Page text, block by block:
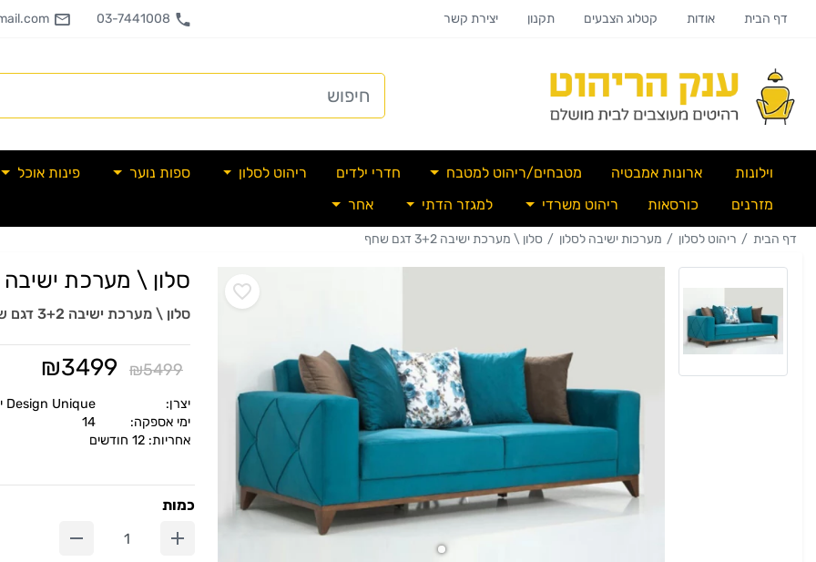
דף הבית אודות קטלוג הצבעים תקנון יצירת קשר 03-7441008
וילונות ארונות אמבטיה מטבחים/ריהוט למטבח חדרי ילדים ריהוט לסלון ספות נוער פינות אוכל
מזרנים
כורסאות ריהוט משרדי למגזר הדתי אחר
דף הבית ריהוט לסלון מערכות ישיבה לסלון סלון \ מערכת ישיבה 3+2 דגם שחף
סלון \ מערכת ישיבה 3+2 דגם שחף
סלון \ מערכת ישיבה 3+2 דגם שחף
₪5499
₪3499
יצרן:
ימי אספקה:
אחריות: 12 חודשים
כמות